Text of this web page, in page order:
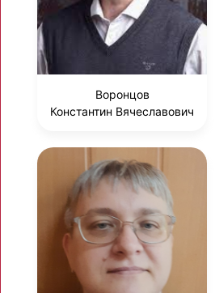
Воронцов
Константин Вячеславович